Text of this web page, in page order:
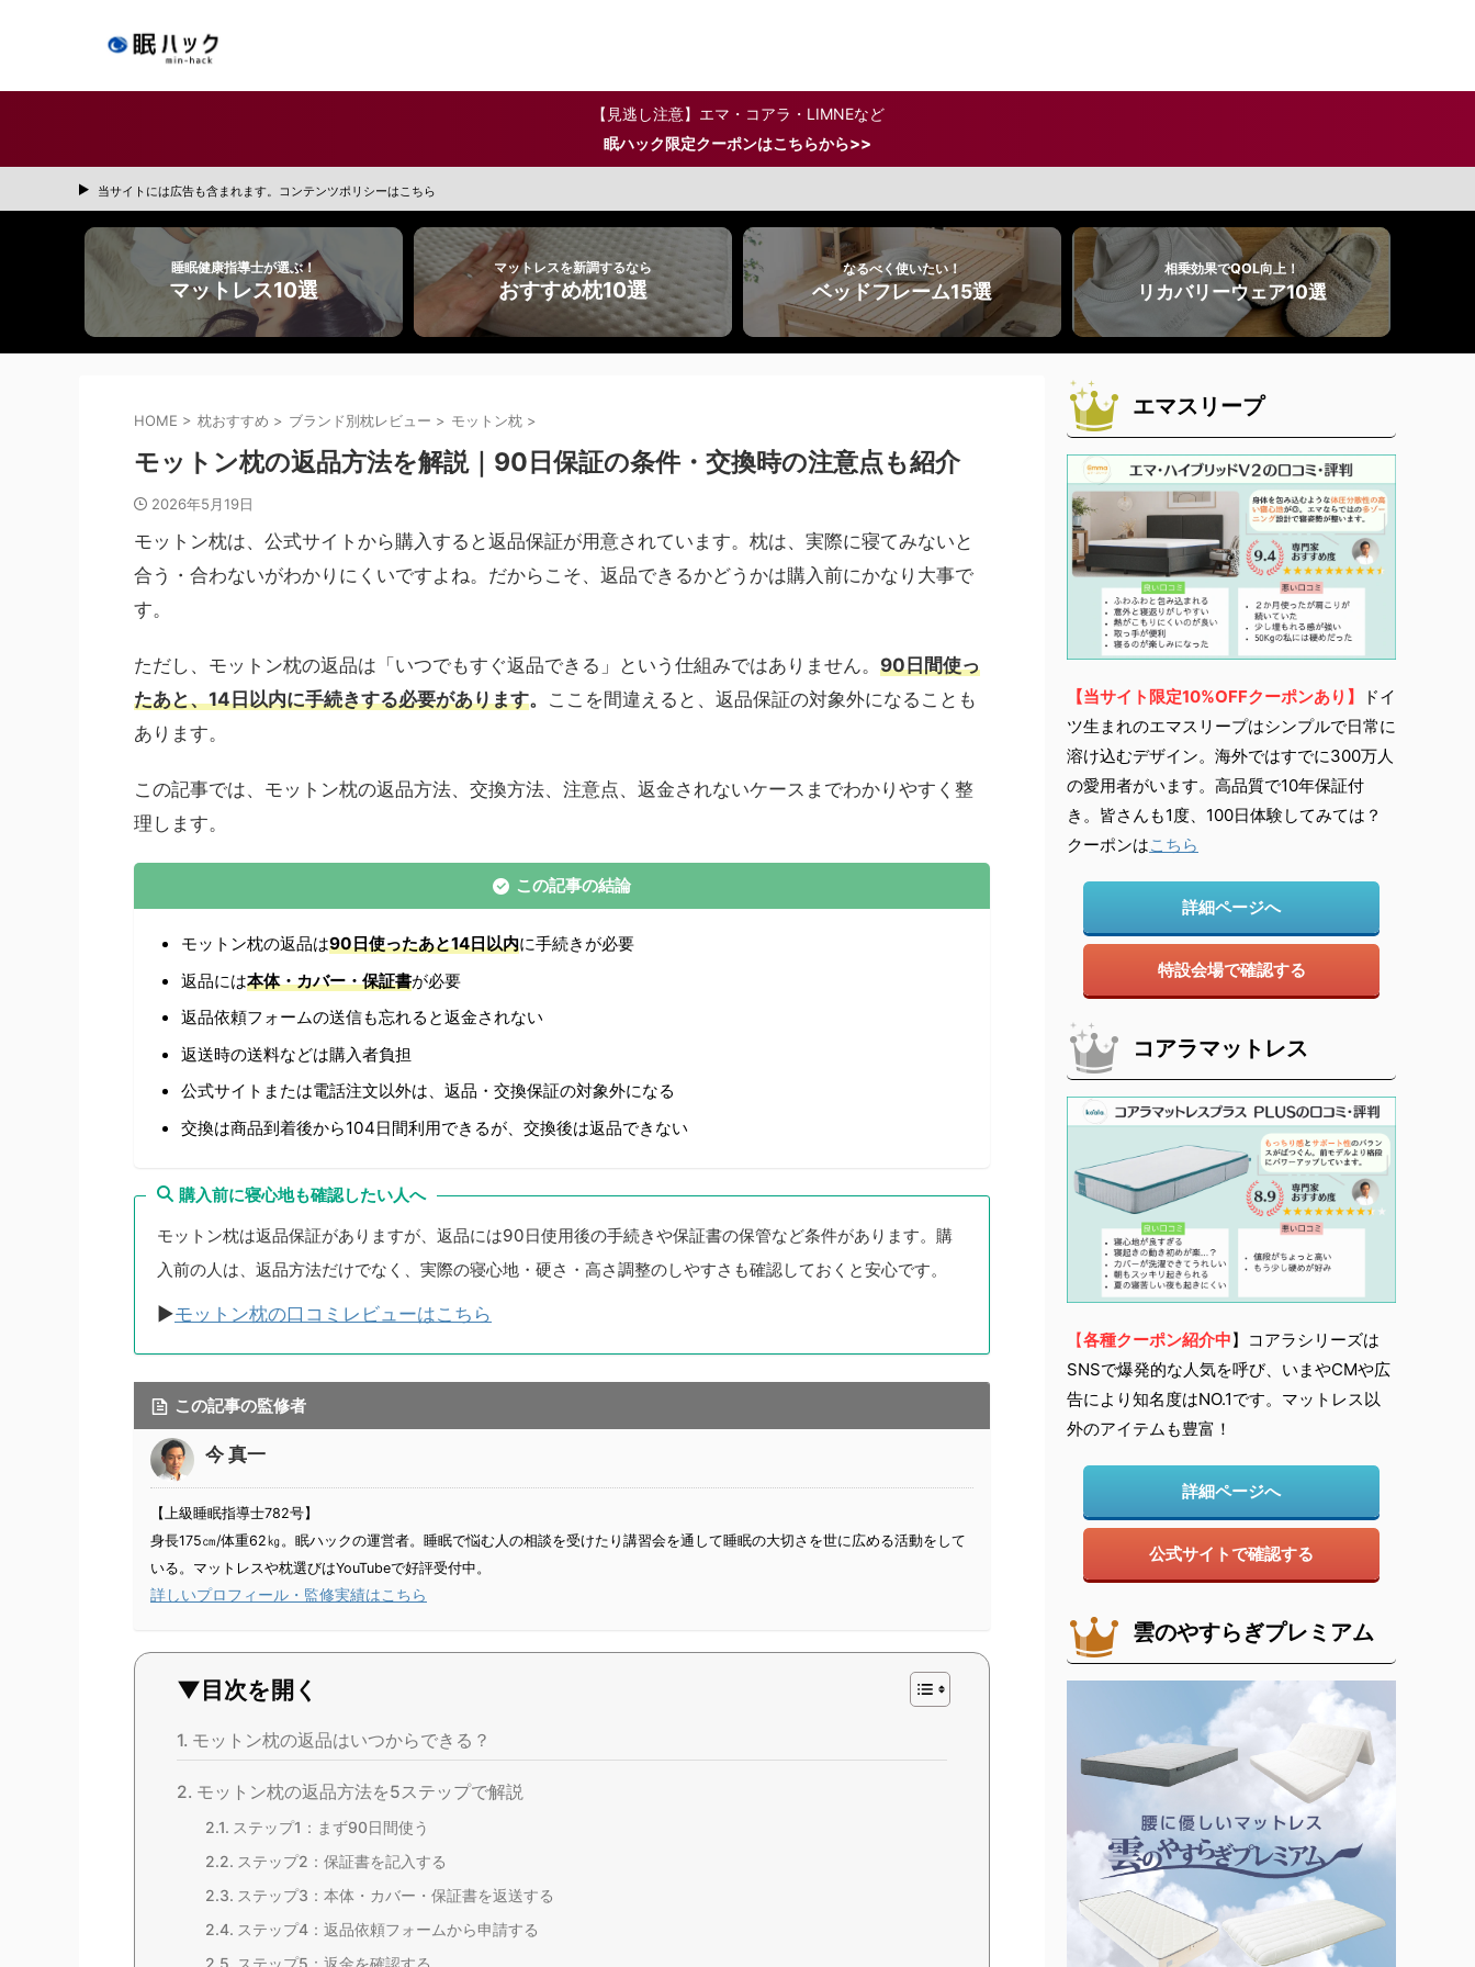
【見逃し注意】エマ・コアラ・LIMNEなど
眠ハック限定クーポンはこちらから>>
当サイトには広告も含まれます。コンテンツポリシーはこちら
睡眠健康指導士が選ぶ！
マットレス10選
マットレスを新調するなら
おすすめ枕10選
なるべく使いたい！
ベッドフレーム15選
相乗効果でQOL向上！
リカバリーウェア10選
HOME > 枕おすすめ > ブランド別枕レビュー > モットン枕 >
モットン枕の返品方法を解説｜90日保証の条件・交換時の注意点も紹介
2026年5月19日
モットン枕は、公式サイトから購入すると返品保証が用意されています。枕は、実際に寝てみないと
合う・合わないがわかりにくいですよね。だからこそ、返品できるかどうかは購入前にかなり大事で
す。
ただし、モットン枕の返品は「いつでもすぐ返品できる」という仕組みではありません。 90日間使っ
たあと、14日以内に手続きする必要があります。 ここを間違えると、返品保証の対象外になることも
あります。
この記事では、モットン枕の返品方法、交換方法、注意点、返金されないケースまでわかりやすく整
理します。
この記事の結論
モットン枕の返品は90日使ったあと14日以内に手続きが必要
返品には本体・カバー・保証書が必要
返品依頼フォームの送信も忘れると返金されない
返送時の送料などは購入者負担
公式サイトまたは電話注文以外は、返品・交換保証の対象外になる
交換は商品到着後から104日間利用できるが、交換後は返品できない
購入前に寝心地も確認したい人へ
モットン枕は返品保証がありますが、返品には90日使用後の手続きや保証書の保管など条件があります。 購
入前の人は、返品方法だけでなく、実際の寝心地・硬さ・高さ調整のしやすさも確認しておくと安心です。
▶モットン枕の口コミレビューはこちら
この記事の監修者
今 真一
【上級睡眠指導士782号】
身長175㎝/体重62㎏。眠ハックの運営者。睡眠で悩む人の相談を受けたり講習会を通して睡眠の大切さを世に広める活動をして
いる。マットレスや枕選びはYouTubeで好評受付中。
詳しいプロフィール・監修実績はこちら
▼目次を開く
モットン枕の返品はいつからできる？
モットン枕の返品方法を5ステップで解説
ステップ1：まず90日間使う
ステップ2：保証書を記入する
ステップ3：本体・カバー・保証書を返送する
ステップ4：返品依頼フォームから申請する
エマスリープ
【当サイト限定10%OFFクーポンあり】
ドイ
ツ生まれのエマスリープはシンプルで日常に
溶け込むデザイン。海外ではすでに300万人
の愛用者がいます。高品質で10年保証付
き。皆さんも1度、100日体験してみては？
クーポンはこちら
詳細ページへ
特設会場で確認する
コアラマットレス
【各種クーポン紹介中】コアラシリーズは
SNSで爆発的な人気を呼び、いまやCMや広
告により知名度はNO.1です。マットレス以
外のアイテムも豊富！
詳細ページへ
公式サイトで確認する
雲のやすらぎプレミアム